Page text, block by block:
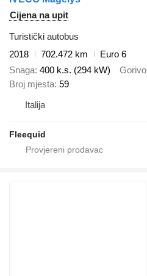
Cijena na upit
Turistički autobus
2018
702.472 km
Euro 6
Snaga 400 k.s. (294 kW) Gorivo
Broj mjesta 59
Italija
Fleequid